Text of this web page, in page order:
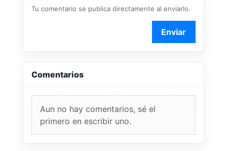
Tu comentario se publica directamente al enviarlo.
Enviar
Comentarios
Aun no hay comentarios, sé el
primero en escribir uno.